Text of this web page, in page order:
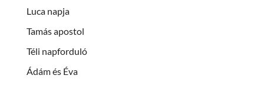
Luca napja
Tamás apostol
Téli napforduló
Ádám és Éva